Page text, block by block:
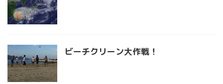
ビーチクリーン大作戦！